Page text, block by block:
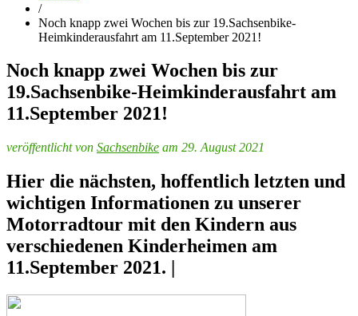
/
Noch knapp zwei Wochen bis zur 19.Sachsenbike-
Heimkinderausfahrt am 11.September 2021!
Noch knapp zwei Wochen bis zur
19.Sachsenbike-Heimkinderausfahrt am
11.September 2021!
veröffentlicht von Sachsenbike am 29. August 2021
Hier die nächsten, hoffentlich letzten und
wichtigen Informationen zu unserer
Motorradtour mit den Kindern aus
verschiedenen Kinderheimen am
11.September 2021. |